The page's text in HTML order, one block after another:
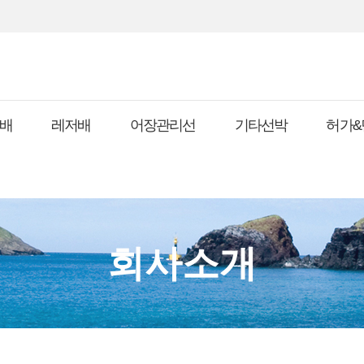
레저배 어장관리선 기타선박 허가
회사소개